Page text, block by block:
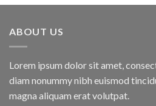
ABOUT US
Lorem ipsum dolor sit amet,
diam nonummy nibh euismod
magna aliquam erat volutpat.